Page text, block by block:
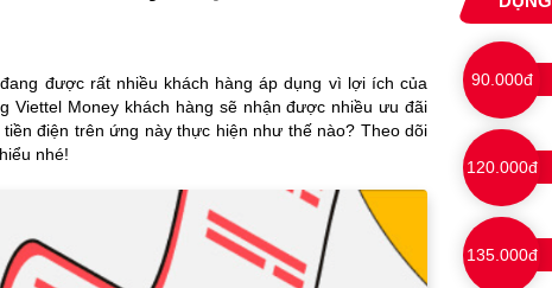
được rất nhiều khách hàng áp dụng vì lợi ích của
Viettel Money khách hàng sẽ nhận được nhiều ưu đãi
điện trên ứng này thực hiện như thế nào? Theo dõi
nhé!
90.000đ
120.000đ
135.000đ